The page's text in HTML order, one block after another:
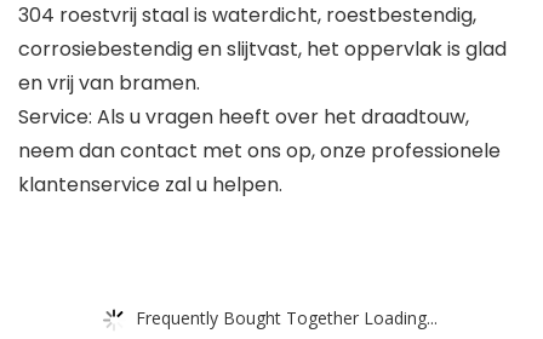
304 roestvrij staal is waterdicht, roestbestendig,
corrosiebestendig en slijtvast, het oppervlak is glad
en vrij van bramen.
Service: Als u vragen heeft over het draadtouw,
neem dan contact met ons op, onze professionele
klantenservice zal u helpen.
Frequently Bought Together Loading...